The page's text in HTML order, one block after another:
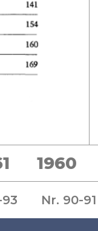
1960
Nr. 90-91